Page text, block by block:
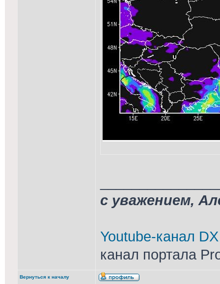
с уважением,
Youtube-канал
канал портала
Вернуться к началу